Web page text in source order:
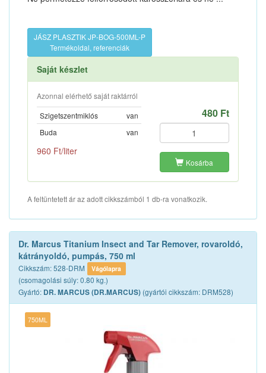
JÁSZ PLASZTIK JP-BOG-500ML-P
Termékoldal, referenciák
Saját készlet
Azonnal elérhető saját raktárról
Szigetszentmiklós
van
Buda
van
960 Ft/liter
480 Ft
Kosárba
A feltüntetett ár az adott cikkszámból 1 db-ra vonatkozik.
Dr. Marcus Titanium Insect and Tar Remover, rovaroldó,
kátrányoldó, pumpás, 750 ml
Cikkszám: 528-DRM Vágólapra
(csomagolási súly: 0.80 kg.)
Gyártó: DR. MARCUS (DR.MARCUS) (gyártói cikkszám: DRM528)
750ML